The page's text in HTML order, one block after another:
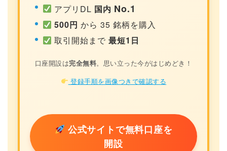
アプリDL 国内 No.1
500円 から 35 銘柄を購入
取引開始まで最短1日
口座開設は完全無料。思い立った今がはじめどき！
登録手順を画像つきで確認する
公式サイトで無料口座を
開設